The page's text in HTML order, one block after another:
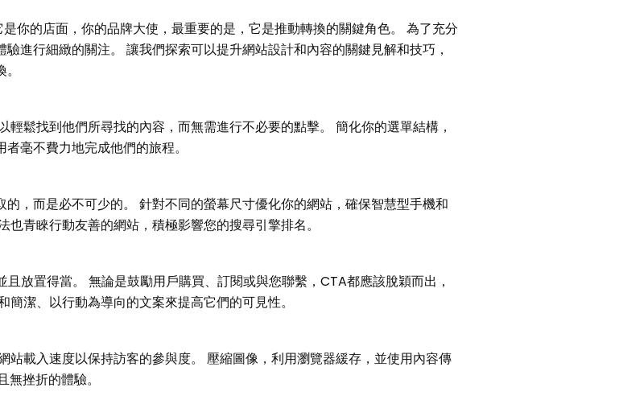
你的店面，你的品牌大使，最重要的是，它是推動轉換的關鍵角色。 為了充分
進行細緻的關注。 讓我們探索可以提升網站設計和內容的關鍵見解和技巧，
鬆找到他們所尋找的內容，而無需進行不必要的點擊。 簡化你的選單結構，
毫不費力地完成他們的旅程。
，而是必不可少的。 針對不同的螢幕尺寸優化你的網站，確保智慧型手機和
青睞行動友善的網站，積極影響您的搜尋引擎排名。
放置得當。 無論是鼓勵用戶購買、訂閱或與您聯繫，CTA都應該脫穎而出，
潔、以行動為導向的文案來提高它們的可見性。
載入速度以保持訪客的參與度。 壓縮圖像，利用瀏覽器緩存，並使用內容傳
挫折的體驗。